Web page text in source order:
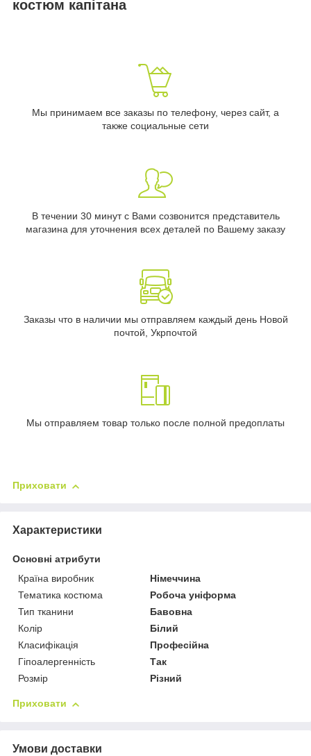
костюм капітана
Мы принимаем все заказы по телефону, через сайт, а
также социальные сети
В течении 30 минут с Вами созвонится представитель
магазина для уточнения всех деталей по Вашему заказу
Заказы что в наличии мы отправляем каждый день Новой
почтой, Укрпочтой
Мы отправляем товар только после полной предоплаты
Приховати
Характеристики
Основні атрибути
Країна виробник
Німеччина
Тематика костюма
Робоча уніформа
Тип тканини
Бавовна
Колір
Білий
Класифікація
Професійна
Гіпоалергенність
Так
Розмір
Різний
Приховати
Умови доставки